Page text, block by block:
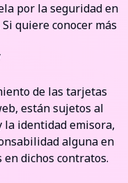
por la seguridad en
quiere conocer más
de las tarjetas
están sujetos al
identidad emisora,
alguna en
dichos contratos.